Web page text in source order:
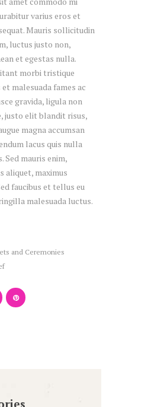
varius eros et
Mauris sollicitudin
luctus justo non,
et egestas nulla.
morbi tristique
malesuada fames ac
gravida, ligula non
justo elit blandit risus,
magna accumsan
lacus quis nulla
Sed mauris enim,
aliquet, maximus
faucibus et tellus eu
malesuada luctus.
and Ceremonies